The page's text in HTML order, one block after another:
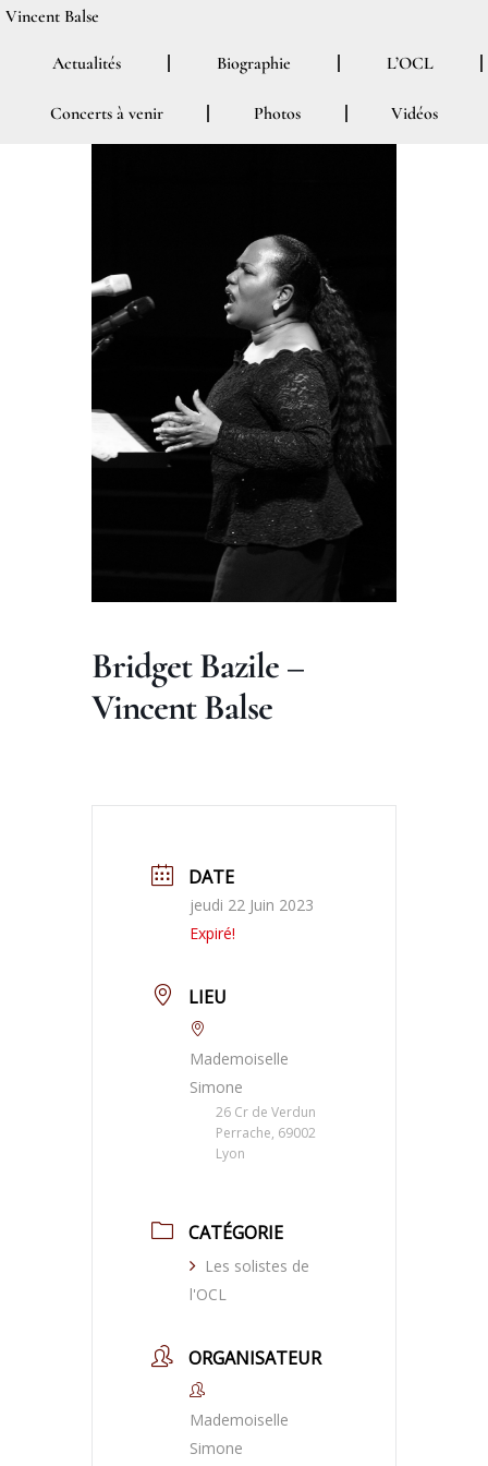
Aller
contenu
Vincent Balse
Actualités Biographie L’OCL
Concerts à venir Photos Vidéos
Bridget Bazile –
Vincent Balse
DATE
jeudi 22 Juin 2023
Expiré!
LIEU
Mademoiselle
Simone
26 Cr de Verdun
Perrache, 69002
Lyon
CATÉGORIE
Les solistes de
l'OCL
ORGANISATEUR
Mademoiselle
Simone